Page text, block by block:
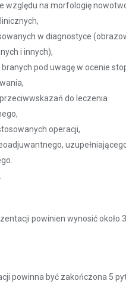
względu na morfologię
w diagnostyce
i innych),
pod uwagę w ocenie
do leczenia
operacji,
powinien wynosić około
powinna być zakończona 5